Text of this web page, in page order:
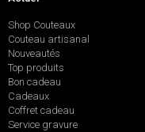
Shop Couteaux
Couteau artisanal
Nouveautés
Top produits
Bon cadeau
Cadeaux
Coffret cadeau
Service gravure